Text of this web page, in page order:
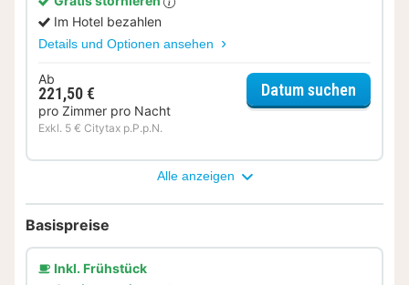
Im Hotel bezahlen
Details und Optionen ansehen
Ab
221,50 €
pro Zimmer pro Nacht
Exkl. 5 € Citytax p.P.p.N.
Datum suchen
Alle anzeigen
Basispreise
Inkl. Frühstück